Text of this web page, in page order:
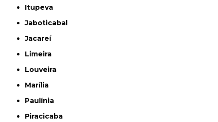
Itupeva
Jaboticabal
Jacareí
Limeira
Louveira
Marília
Paulínia
Piracicaba